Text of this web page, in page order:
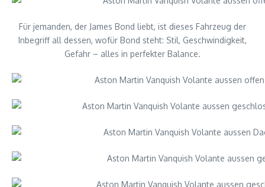
Für jemanden, der James Bond liebt, ist dieses Fahrzeug der
Inbegriff all dessen, wofür Bond steht: Stil, Geschwindigkeit,
Gefahr – alles in perfekter Balance.